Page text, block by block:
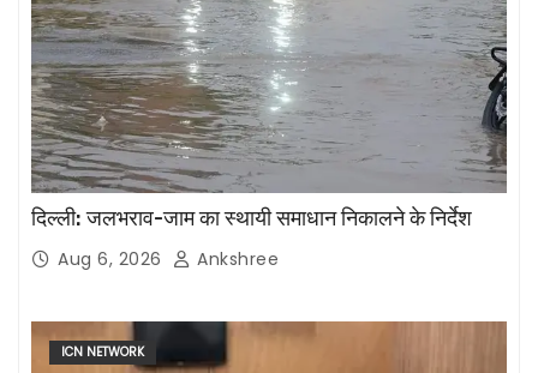
दिल्ली: जलभराव-जाम का स्थायी समाधान निकालने के निर्देश
Aug 6, 2026 Ankshree
ICN NETWORK